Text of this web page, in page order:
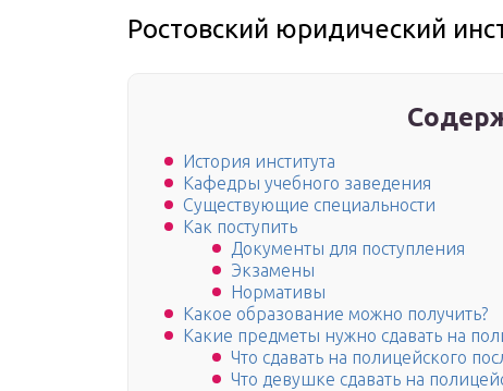
Ростовский юридический
История института
Кафедры учебного заведения
Существующие специальности
Как поступить
Документы для поступления
Экзамены
Нормативы
Какое образование можно получить?
Какие предметы нужно сдавать на
Что сдавать на полицейского
Что девушке сдавать на